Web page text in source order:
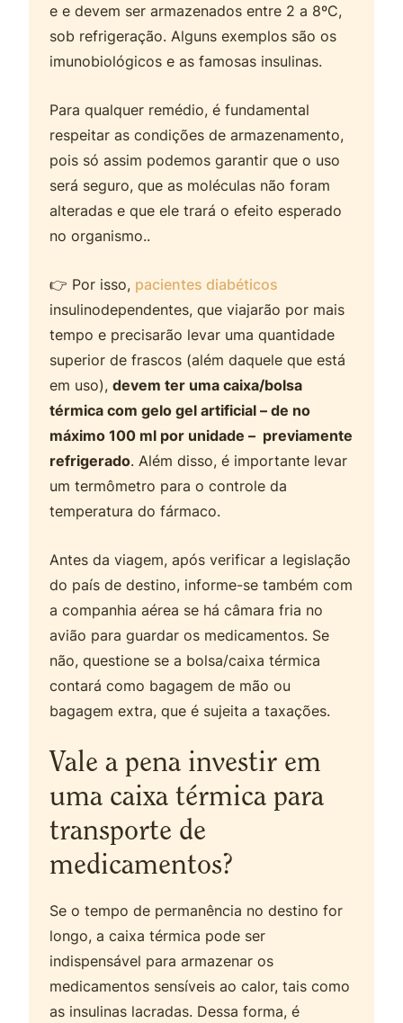
e e devem ser armazenados entre 2 a 8ºC,
sob refrigeração. Alguns exemplos são os
imunobiológicos e as famosas insulinas.
Para qualquer remédio, é fundamental
respeitar as condições de armazenamento,
pois só assim podemos garantir que o uso
será seguro, que as moléculas não foram
alteradas e que ele trará o efeito esperado
no organismo..
👉 Por isso, pacientes diabéticos
insulinodependentes, que viajarão por mais
tempo e precisarão levar uma quantidade
superior de frascos (além daquele que está
em uso),devem ter uma caixa/bolsa
térmica com gelo gel artificial – de no
máximo 100 ml por unidade – previamente
refrigerado. Além disso, é importante levar
um termômetro para o controle da
temperatura do fármaco.
Antes da viagem, após verificar a legislação
do país de destino, informe-se também com
a companhia aérea se há câmara fria no
avião para guardar os medicamentos. Se
não, questione se a bolsa/caixa térmica
contará como bagagem de mão ou
bagagem extra, que é sujeita a taxações.
Vale a pena investir em
uma caixa térmica para
transporte de
medicamentos?
Se o tempo de permanência no destino for
longo, a caixa térmica pode ser
indispensável para armazenar os
medicamentos sensíveis ao calor, tais como
as insulinas lacradas. Dessa forma, é